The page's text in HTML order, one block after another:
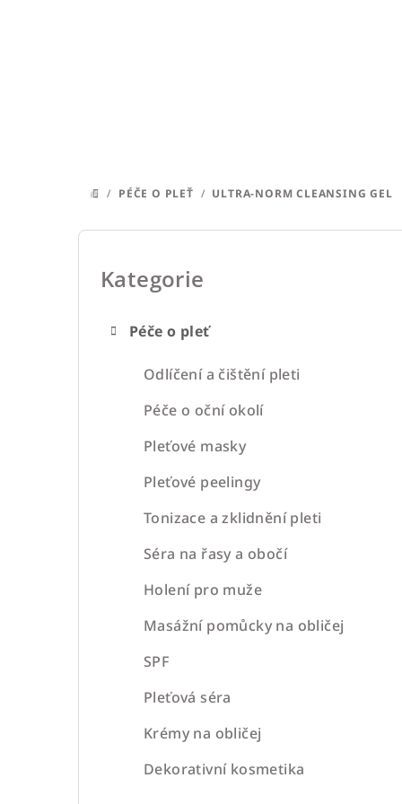
DOMŮ
/ PÉČE O PLEŤ / ULTRA-NORM CLEANSING GEL
P
Přeskočit
kategorie
Kategorie
Péče o pleť
Odlíčení a čištění pleti
Péče o oční okolí
Pleťové masky
Pleťové peelingy
Tonizace a zklidnění pleti
Séra na řasy a obočí
Holení pro muže
Masážní pomůcky na obličej
SPF
Pleťová séra
Krémy na obličej
Dekorativní kosmetika